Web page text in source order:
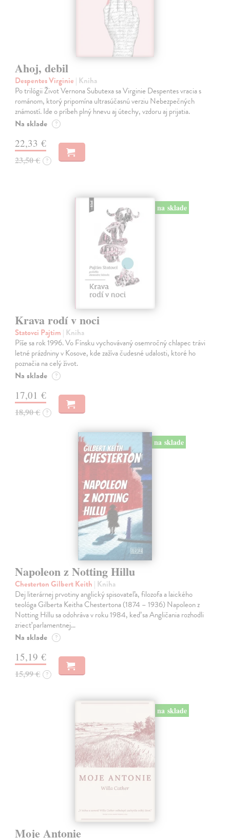
Ahoj, debil
Despentes Virginie | Kniha
Po trilógii Život Vernona Subutexa sa Virginie Despentes vracia s
románom, ktorý pripomína ultrasúčasnú verziu Nebezpečných
známostí. Ide o príbeh plný hnevu aj útechy, vzdoru aj prijatia.
Na sklade ?
22,33 €
23,50 € ?
na sklade
Krava rodí v noci
Statovci Pajtim | Kniha
Píše sa rok 1996. Vo Fínsku vychovávaný osemročný chlapec trávi
letné prázdniny v Kosove, kde zažíva čudesné udalosti, ktoré ho
poznačia na celý život.
Na sklade ?
17,01 €
18,90 € ?
na sklade
Napoleon z Notting Hillu
Chesterton Gilbert Keith | Kniha
Dej literárnej prvotiny anglický spisovateľa, filozofa a laického
teológa Gilberta Keitha Chestertona (1874 – 1936) Napoleon z
Notting Hillu sa odohráva v roku 1984, keď sa Angličania rozhodli
zriecť parlamentnej…
Na sklade ?
15,19 €
15,99 € ?
na sklade
Moje Antonie